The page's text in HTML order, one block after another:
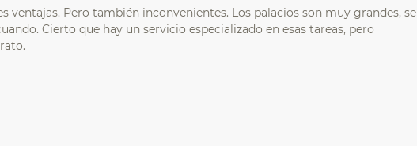
Pero también inconvenientes. Los palacios son muy grandes, se
Cierto que hay un servicio especializado en esas tareas, pero